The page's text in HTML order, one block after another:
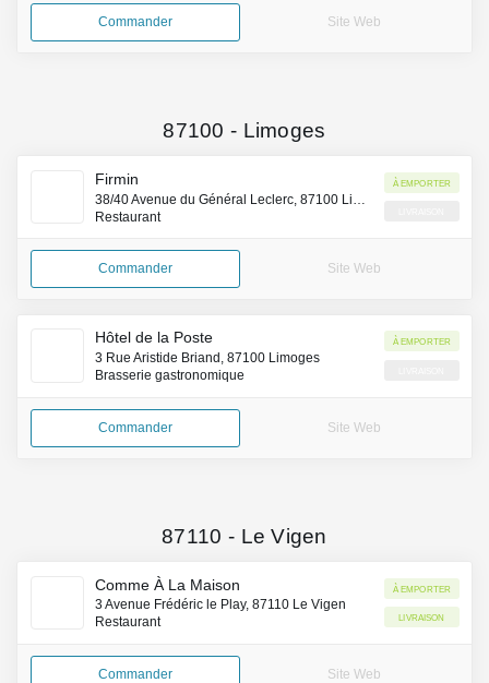
Commander Site Web
87100 - Limoges
Firmin
Restaurant
À emporter
Commander Site Web
Hôtel de la Poste
3 Rue Aristide Briand, 87100 Limoges
Brasserie gastronomique
À emporter
Commander Site Web
87110 - Le Vigen
Comme À La Maison
3 Avenue Frédéric le Play, 87110 Le Vigen
Restaurant
À emporter
Livraison
Commander Site Web